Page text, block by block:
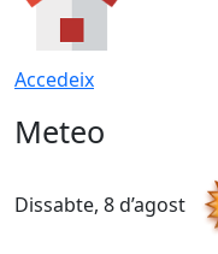
Accedeix
Meteo
Dissabte, 8 d’agost